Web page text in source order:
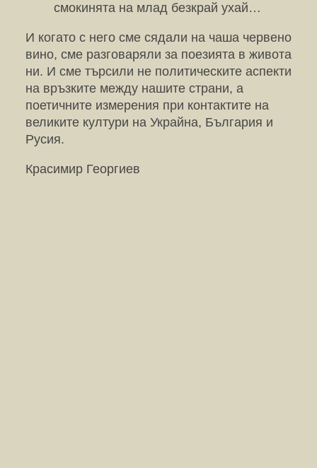
смокинята на млад безкрай ухай…
И когато с него сме сядали на чаша червено
вино, сме разговаряли за поезията в живота
ни. И сме търсили не политическите аспекти
на връзките между нашите страни, а
поетичните измерения при контактите на
великите култури на Украйна, България и
Русия.
Красимир Георгиев